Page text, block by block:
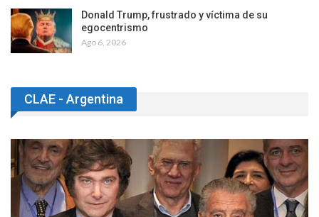
Donald Trump, frustrado y víctima de su
egocentrismo
Ago 6, 2026
CLAE - Argentina